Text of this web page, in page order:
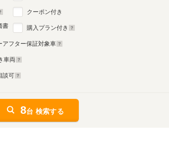
書
クーポン付き
購入プラン付き
アフター保証対象車
車両
談可
8台 検索する